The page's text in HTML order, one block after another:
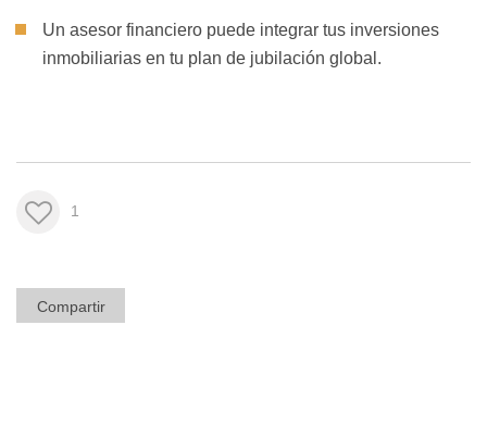
Un asesor financiero puede integrar tus inversiones
inmobiliarias en tu plan de jubilación global.
1
Compartir